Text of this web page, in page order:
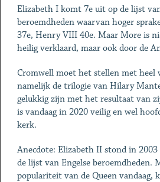
Elizabeth I komt 7e uit op de lijst
beroemdheden waarvan hoger
37e, Henry VIII 40e. Maar More is
heilig verklaard, maar ook door de
Cromwell moet het stellen met heel
namelijk de trilogie van Hilary
gelukkig zijn met het resultaat van
is vandaag in 2020 veilig en wel
kerk.
Anecdote: Elizabeth II stond in 2003
de lijst van Engelse beroemdheden.
populariteit van de Queen vandaag,